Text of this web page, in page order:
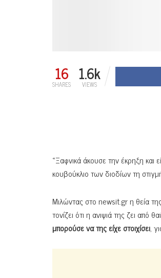
16
SHARES 1.6k
VIEWS
«Ξαφνικά άκουσε την έκρηξη
κουβούκλιο των διοδίων τη
Μιλώντας στο newsit.gr η θεία
τονίζει ότι η ανιψιά της ζει από
μπορούσε να της είχε στοιχίσει,